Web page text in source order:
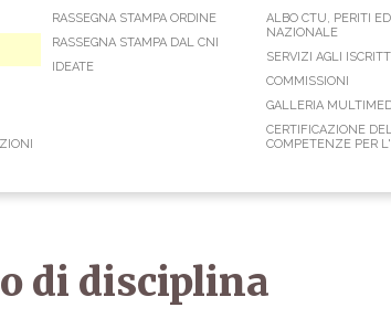
RASSEGNA STAMPA ORDINE
RASSEGNA STAMPA DAL CNI
IDEATE
ALBO CTU, PERITI
NAZIONALE
SERVIZI AGLI ISCRITTI
COMMISSIONI
GALLERIA
CERTIFICAZIONE
COMPETENZE PER
di disciplina